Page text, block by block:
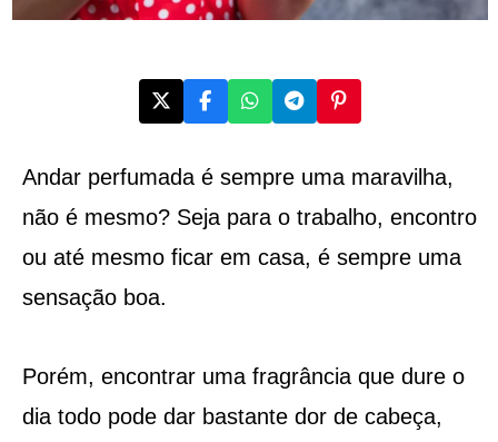
Andar perfumada é sempre uma maravilha,
não é mesmo? Seja para o trabalho, encontro
ou até mesmo ficar em casa, é sempre uma
sensação boa.
Porém, encontrar uma fragrância que dure o
dia todo pode dar bastante dor de cabeça,